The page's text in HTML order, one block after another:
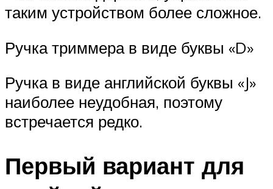
таким устройством более сложное.
Ручка триммера в виде буквы «D»
Ручка в виде английской буквы «J»
наиболее неудобная, поэтому
встречается редко.
Первый вариант для